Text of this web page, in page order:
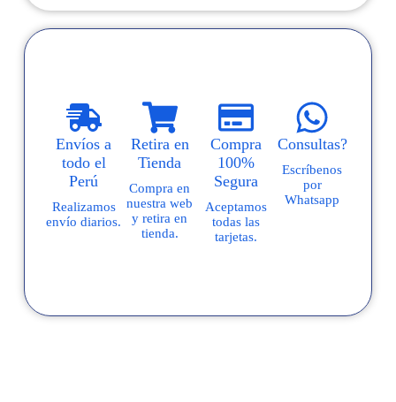
Envíos a
todo el
Perú
Realizamos
envío diarios.
Retira en
Tienda
Compra en
nuestra web
y retira en
tienda.
Compra
100%
Segura
Aceptamos
todas las
tarjetas.
Consultas?
Escríbenos
por
Whatsapp